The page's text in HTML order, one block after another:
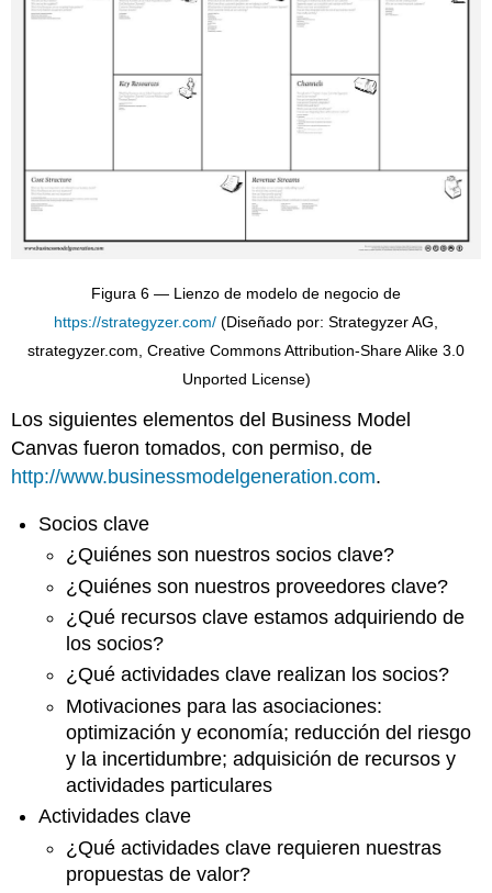
Figura 6 — Lienzo de modelo de negocio de
https://strategyzer.com/ (Diseñado por: Strategyzer AG,
strategyzer.com, Creative Commons Attribution-Share Alike 3.0
Unported License)
Los siguientes elementos del Business Model
Canvas fueron tomados, con permiso, de
http://www.businessmodelgeneration.com.
Socios clave
¿Quiénes son nuestros socios clave?
¿Quiénes son nuestros proveedores clave?
¿Qué recursos clave estamos adquiriendo de
los socios?
¿Qué actividades clave realizan los socios?
Motivaciones para las asociaciones:
optimización y economía; reducción del riesgo
y la incertidumbre; adquisición de recursos y
actividades particulares
Actividades clave
¿Qué actividades clave requieren nuestras
propuestas de valor?